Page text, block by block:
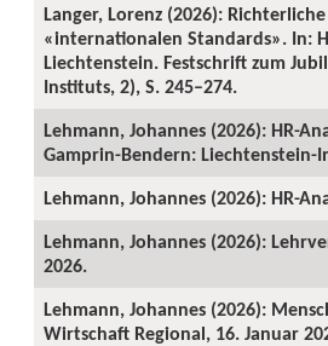
Langer, Lorenz (2026):
«internationalen Standards». In:
Liechtenstein. Festschrift zum
Instituts, 2), S. 245–274.
Lehmann, Johannes (2026): HR-
Gamprin-Bendern: Liechtenstein-
Lehmann, Johannes (2026): HR-
Lehmann, Johannes (2026):
2026.
Lehmann, Johannes (2026):
Wirtschaft Regional, 16. Januar